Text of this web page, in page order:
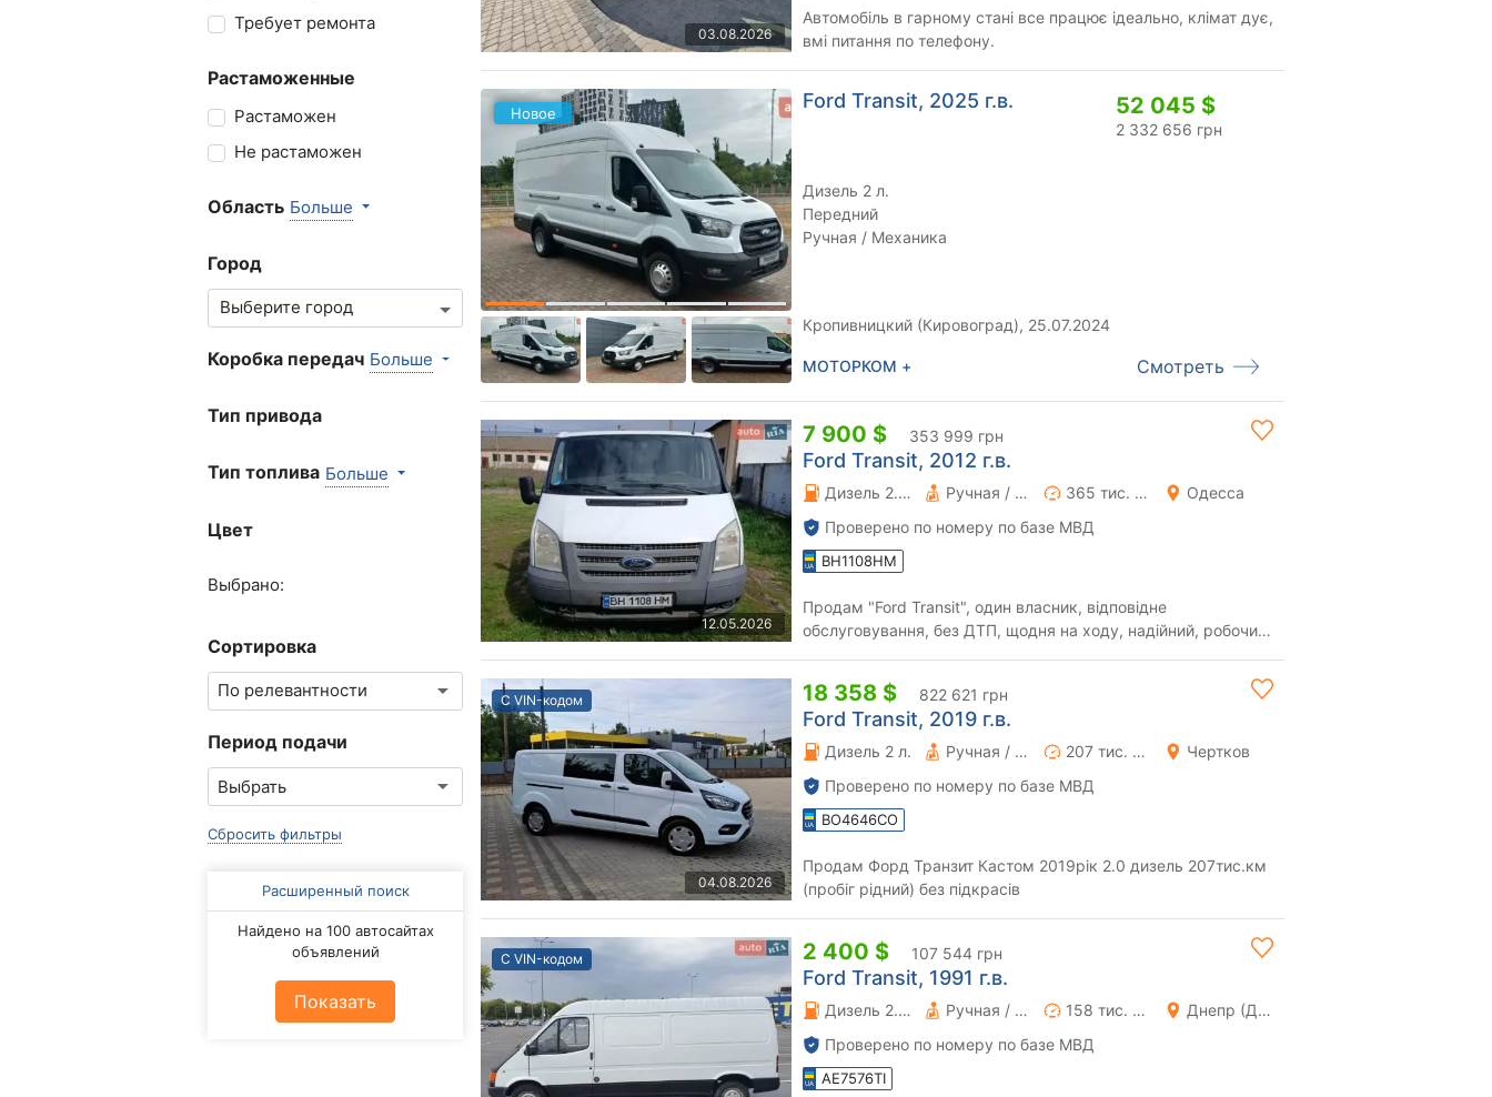
Требует ремонта
Растаможенные
Растаможен
Не растаможен
Область Больше
Город
Коробка передач Больше
Тип привода
Тип топлива Больше
Цвет
Выбрано:
Сортировка
Период подачи
Сбросить фильтры
Расширенный поиск
Найдено на 100 автосайтах
объявлений
Показать
03.08.2026
Автомобіль в гарному стані все працює ідеально, клімат дує,
вмі питання по телефону.
Новое
Ford Transit, 2025 г.в. 52 045 $
2 332 656 грн
Дизель 2 л.
Передний
Ручная / Механика
Кропивницкий (Кировоград), 25.07.2024
МОТОРКОМ + Смотреть
12.05.2026
7 900 $ 353 999 грн
Ford Transit, 2012 г.в.
Дизель 2.2 л. Ручная / Механика 365 тис. км
Одесса
Проверено по номеру по базе МВД
BH1108HM
Продам "Ford Transit", один власник, відповідне
обслуговування, без ДТП, щодня на ходу, надійний, робочий
С VIN-кодом
04.08.2026
18 358 $ 822 621 грн
Ford Transit, 2019 г.в.
Дизель 2 л. Ручная / Механика 207 тис. км
Чертков
Проверено по номеру по базе МВД
BO4646CO
Продам Форд Транзит Кастом 2019рік 2.0 дизель 207тис.км
(пробіг рідний) без підкрасів
С VIN-кодом 2 400 $ 107 544 грн
Ford Transit, 1991 г.в.
Дизель 2.5 л. Ручная / Механика 158 тис. км
Днепр (Днепропетровск)
Проверено по номеру по базе МВД
AE7576TI